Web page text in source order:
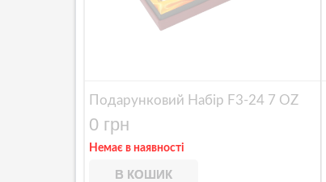
Подарунковий Набір F3-24 7 OZ
0 грн
Немає в наявності
В КОШИК